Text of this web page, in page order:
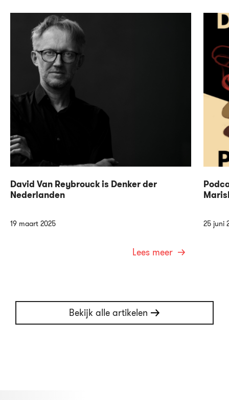
19 maart 2025
David Van Reybrouck is Denker der
Nederlanden
Lees meer
25 juni
Bekijk alle artikelen